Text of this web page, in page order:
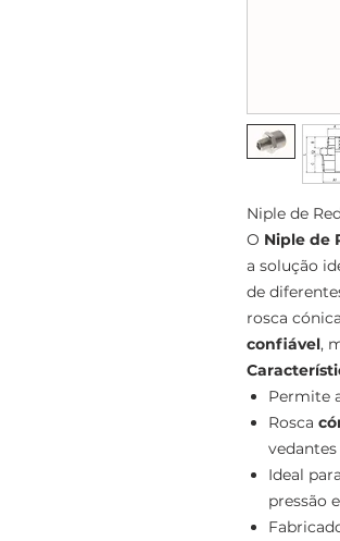
Niple de
O Niple de
a solução
de
rosca
confiável,
Permite
Rosca
Ideal
pressão